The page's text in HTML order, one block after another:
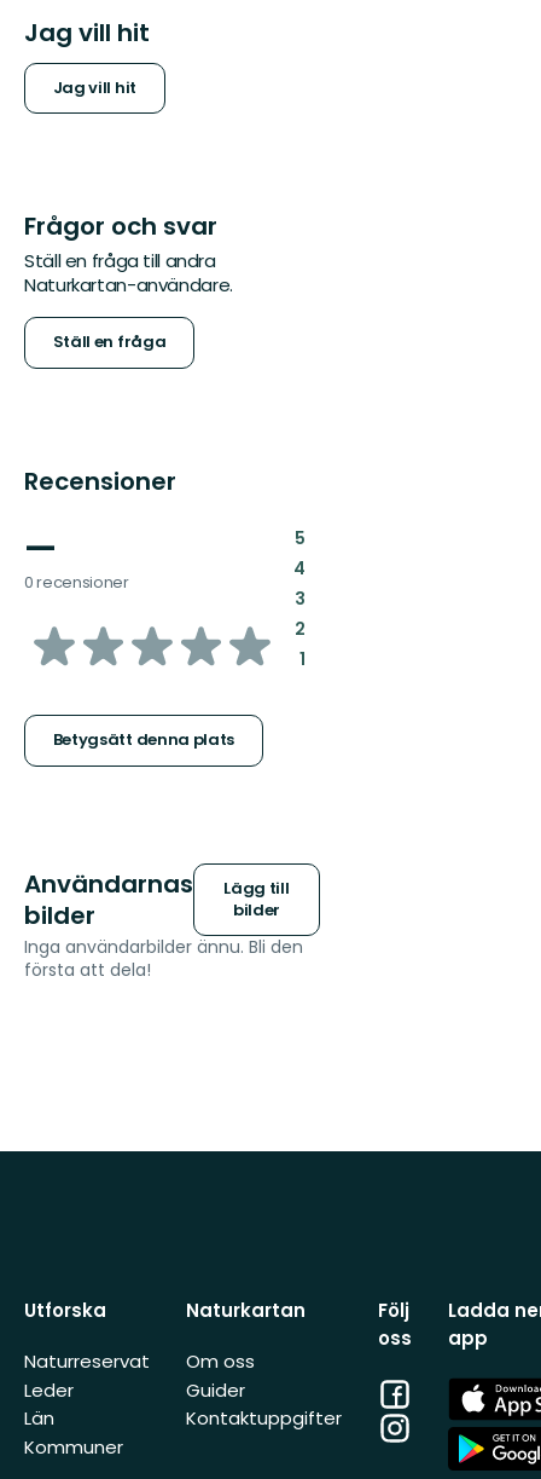
Jag vill hit
Jag vill hit
Frågor och svar
Ställ en fråga till andra
Naturkartan-användare.
Ställ en fråga
Recensioner
—
0 recensioner
av
stjärnor
Betygsätt denna plats
5:
4:
3:
2:
1:
Användarnas
bilder
Lägg till
bilder
Inga användarbilder ännu. Bli den
första att dela!
Utforska
Naturreservat
Leder
Län
Kommuner
Naturkartan
Om oss
Guider
Kontaktuppgifter
Följ
oss
Facebook
Instagram
Ladda
app
App
Store
App
Store